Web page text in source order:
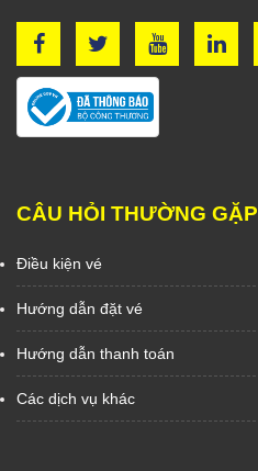
CÂU HỎI THƯỜNG GẶP
Điều kiện vé
Hướng dẫn đặt vé
Hướng dẫn thanh toán
Các dịch vụ khác